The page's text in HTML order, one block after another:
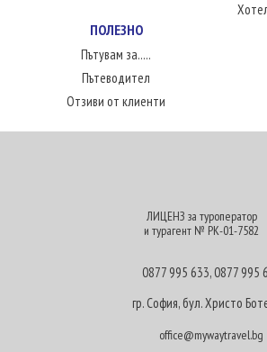
ПОЛЕЗНО
Пътувам за.....
Пътеводител
Отзиви от клиенти
ЛИЦЕНЗ за туроператор
и турагент № РК-01-7582
0877 995 633,0877 995
гр. София, бул. Христо
office@mywaytravel.bg